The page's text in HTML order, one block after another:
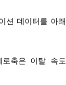
션 데이터를 아래
축은 이탈 속도